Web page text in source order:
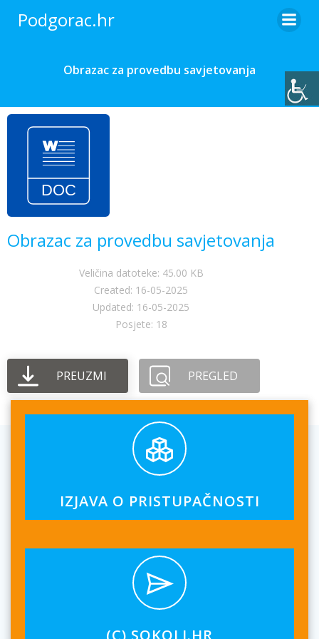
Podgorac.hr
Obrazac za provedbu savjetovanja
Obrazac za provedbu savjetovanja
Veličina datoteke: 45.00 KB
Created: 16-05-2025
Updated: 16-05-2025
Posjete: 18
PREUZMI PREGLED
IZJAVA O PRISTUPAČNOSTI
(C) SOKOLI.HR